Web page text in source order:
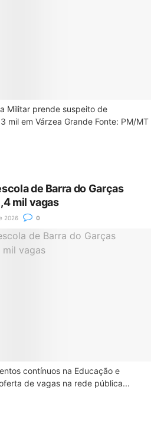
Militar prende suspeito de
mil em Várzea Grande Fonte: PM/MT
de Barra do Garças
mil vagas
2026 0
contínuos na Educação e
de vagas na rede pública...